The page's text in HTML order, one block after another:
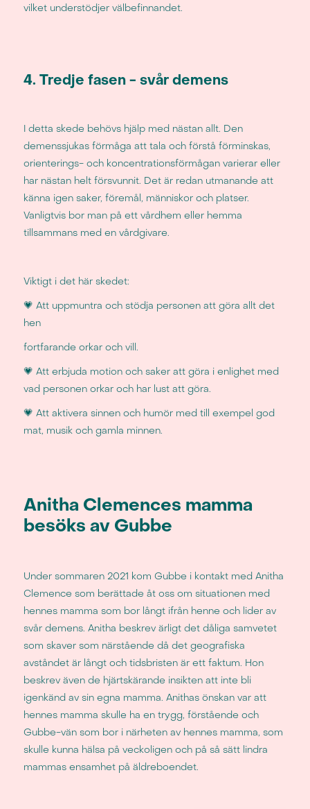
vilket understödjer välbefinnandet.
4. Tredje fasen - svår demens
I detta skede behövs hjälp med nästan allt. Den
demenssjukas förmåga att tala och förstå förminskas,
orienterings- och koncentrationsförmågan varierar eller
har nästan helt försvunnit. Det är redan utmanande att
känna igen saker, föremål, människor och platser.
Vanligtvis bor man på ett vårdhem eller hemma
tillsammans med en vårdgivare.
​Viktigt i det här skedet:
💗 Att uppmuntra och stödja personen att göra allt det
hen
fortfarande orkar och vill.
💗 Att erbjuda motion och saker att göra i enlighet med
vad personen orkar och har lust att göra.
💗 Att aktivera sinnen och humör med till exempel god
mat, musik och gamla minnen.
Anitha Clemences mamma
besöks av Gubbe
Under sommaren 2021 kom Gubbe i kontakt med Anitha
Clemence som berättade åt oss om situationen med
hennes mamma som bor långt ifrån henne och lider av
svår demens. Anitha beskrev ärligt det dåliga samvetet
som skaver som närstående då det geografiska
avståndet är långt och tidsbristen är ett faktum. Hon
beskrev även de hjärtskärande insikten att inte bli
igenkänd av sin egna mamma. Anithas önskan var att
hennes mamma skulle ha en trygg, förstående och
Gubbe-vän som bor i närheten av hennes mamma, som
skulle kunna hälsa på veckoligen och på så sätt lindra
mammas ensamhet på äldreboendet.